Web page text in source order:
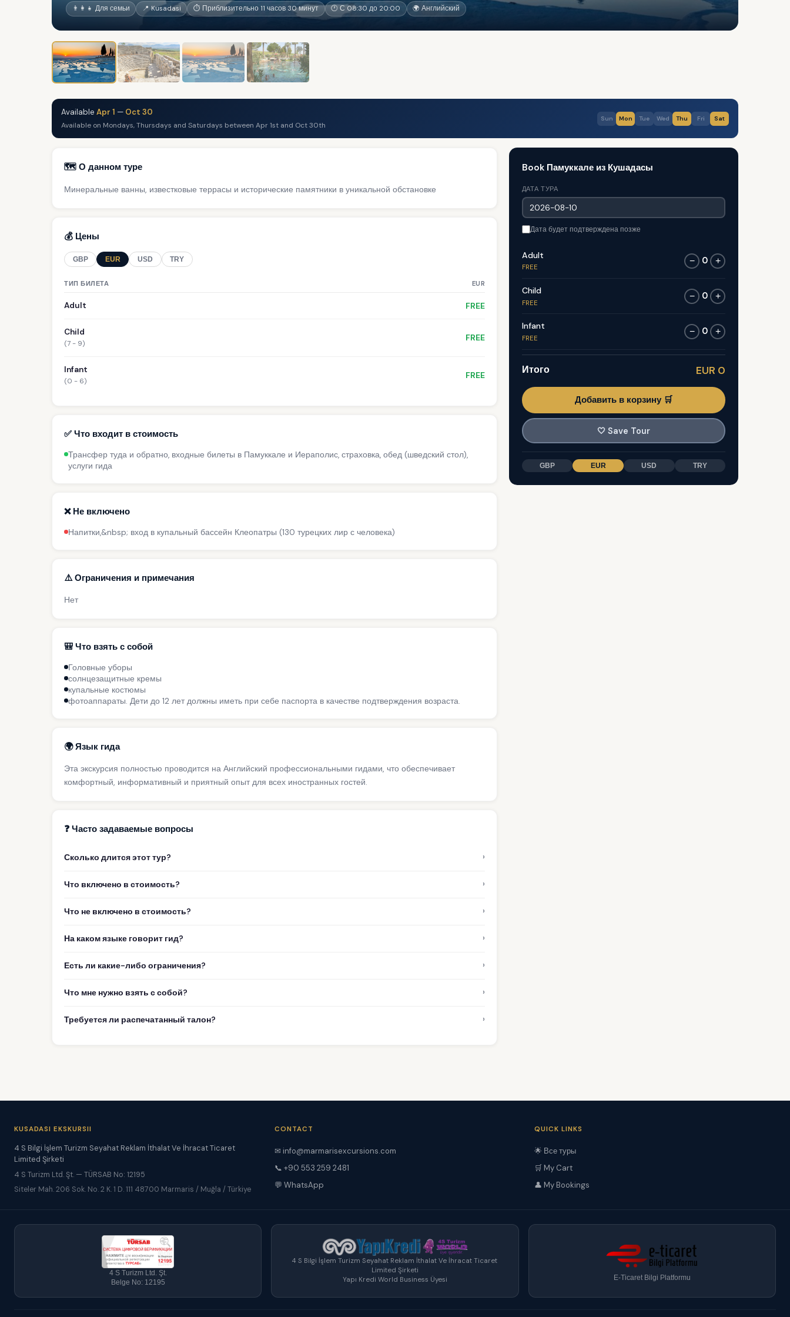
👨‍👩‍👧 Для семьи 📍 Kusadasi ⏱ Приблизительно 11 часов 30 минут 🕐 С 08:30 до 20:00 🌍 Английский
Available Apr 1 — Oct 30
Available on Mondays, Thursdays and Saturdays between Apr 1st and Oct 30th
Sun Mon Tue Wed Thu Fri Sat
🗺️ О данном туре
Минеральные ванны, известковые террасы и исторические памятники в уникальной обстановке
💰 Цены
GBP EUR USD TRY
ТИП БИЛЕТА EUR
Adult FREE
Child
(7 - 9)
FREE
Infant
(0 - 6)
FREE
✅ Что входит в стоимость
Трансфер туда и обратно, входные билеты в Памуккале и Иераполис, страховка, обед (шведский стол),
услуги гида
❌ Не включено
Напитки,&nbsp; вход в купальный бассейн Клеопатры (130 турецких лир с человека)
⚠️ Ограничения и примечания
Нет
🎒 Что взять с собой
Головные уборы
солнцезащитные кремы
купальные костюмы
фотоаппараты. Дети до 12 лет должны иметь при себе паспорта в качестве подтверждения возраста.
🌍 Язык гида
Эта экскурсия полностью проводится на Английский профессиональными гидами, что обеспечивает
комфортный, информативный и приятный опыт для всех иностранных гостей.
❓ Часто задаваемые вопросы
Сколько длится этот тур? ›
Что включено в стоимость? ›
Что не включено в стоимость? ›
На каком языке говорит гид? ›
Есть ли какие-либо ограничения? ›
Что мне нужно взять с собой? ›
Требуется ли распечатанный талон? ›
Book Памуккале из Кушадасы
ДАТА ТУРА
Дата будет подтверждена позже
Adult
FREE
− 0 +
Child
FREE
− 0 +
Infant
FREE
− 0 +
Итого EUR 0
Добавить в корзину 🛒
🤍 Save Tour
GBP EUR USD TRY
KUSADASI EKSKURSII
4 S Bilgi İşlem Turizm Seyahat Reklam İthalat Ve İhracat Ticaret
Limited Şirketi
4 S Turizm Ltd. Şt. — TÜRSAB No: 12195
Siteler Mah. 206 Sok. No. 2 K. 1 D. 111 48700 Marmaris / Muğla / Türkiye
CONTACT
✉ info@marmarisexcursions.com
📞 +90 553 259 2481
💬 WhatsApp
QUICK LINKS
🌟 Все туры
🛒 My Cart
👤 My Bookings
4 S Turizm Ltd. Şt.
Belge No: 12195
4 S Bilgi İşlem Turizm Seyahat Reklam İthalat Ve İhracat Ticaret
Limited Şirketi
Yapı Kredi World Business Üyesi
E-Ticaret Bilgi Platformu